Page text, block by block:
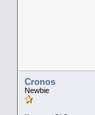
Cronos
Newbie